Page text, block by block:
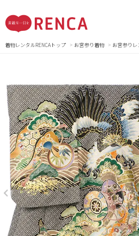
着物レンタルRENCAトップ お宮参り着物 お宮参りレ